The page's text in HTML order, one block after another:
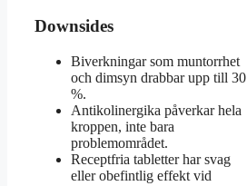
Downsides
Biverkningar som muntorrhet
och dimsyn drabbar upp till 30
%.
Antikolinergika påverkar hela
kroppen, inte bara
problemområdet.
Receptfria tabletter har svag
eller obefintlig effekt vid